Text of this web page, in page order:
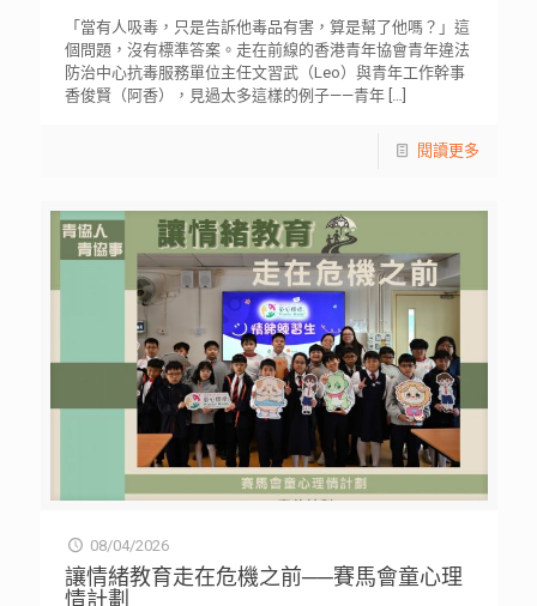
「當有人吸毒，只是告訴他毒品有害，算是幫了他嗎？」這
個問題，沒有標準答案。走在前線的香港青年協會青年違法
防治中心抗毒服務單位主任文習武（Leo）與青年工作幹事
香俊賢（阿香），見過太多這樣的例子——青年[…]
閱讀更多
08/04/2026
讓情緒教育走在危機之前──賽馬會童心理
情計劃